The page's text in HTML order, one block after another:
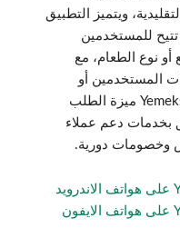
ويتميز التطبيق
للمستخدمين
نوع الطعام، مع
المستخدمين أو
العروض المتاحة، كما يوفر Yemeksepeti ميزة الطلب
بخدمات دعم عملاء
وخصومات دورية.